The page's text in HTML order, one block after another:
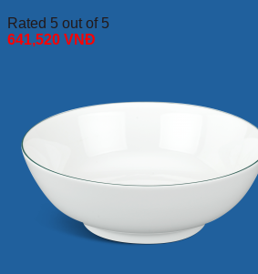
Rated 5 out of 5
641,520 VNĐ